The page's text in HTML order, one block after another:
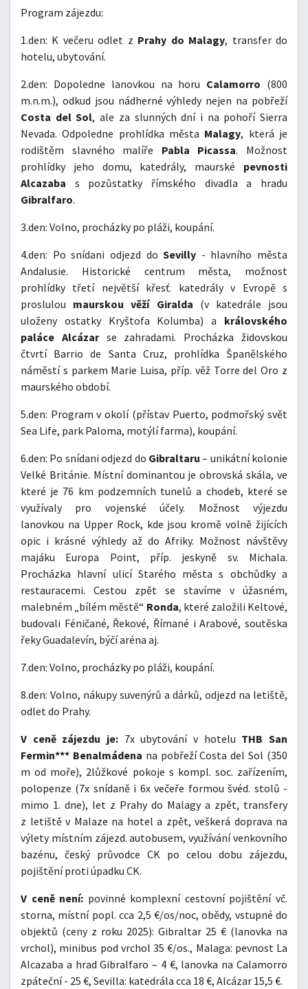
Program zájezdu:
1.den: K večeru odlet z Prahy do Malagy, transfer do
hotelu, ubytování.
2.den: Dopoledne lanovkou na horu Calamorro (800
m.n.m.), odkud jsou nádherné výhledy nejen na pobřeží
Costa del Sol, ale za slunných dní i na pohoří Sierra
Nevada. Odpoledne prohlídka města Malagy, která je
rodištěm slavného malíře Pabla Picassa. Možnost
prohlídky jeho domu, katedrály, maurské pevnosti
Alcazaba s pozůstatky římského divadla a
hradu
Gibralfaro.
3.den: Volno, procházky po pláži, koupání.
4.den: Po snídani odjezd doSevilly - hlavního města
Andalusie. Historické centrum města, možnost
prohlídky třetí největší křesť. katedrály v Evropě s
proslulou maurskou věží Giralda (v katedrále jsou
uloženy ostatky Kryštofa Kolumba) a královského
paláce Alcázarse zahradami. Procházka židovskou
čtvrtí Barrio de Santa Cruz, prohlídka Španělského
náměstí s parkem Marie Luisa, příp. věž Torre del Oro z
maurského období.
5.den: Program v okolí (přístav Puerto, podmořský svět
Sea Life, park Paloma, motýlí farma), koupání.
6.den: Po snídani odjezd do Gibraltaru – unikátní kolonie
Velké Británie. Místní dominantou je obrovská skála, ve
které je 76 km podzemních tunelů a chodeb, které se
využívaly pro vojenské účely. Možnost výjezdu
lanovkou na Upper Rock, kde jsou kromě volně žijících
opic i krásné výhledy až do Afriky. Možnost návštěvy
majáku Europa Point, příp. jeskyně sv. Michala.
Procházka hlavní ulicí Starého města s obchůdky a
restauracemi. Cestou zpět se stavíme v úžasném,
malebném „bílém městě“ Ronda, které založili Keltové,
budovali Féničané, Řekové, Římané i Arabové, soutěska
řeky Guadalevín, býčí aréna aj.
7.den: Volno, procházky po pláži, koupání.
8.den: Volno, nákupy suvenýrů a dárků, odjezd na letiště,
odlet do Prahy.
V ceně zájezdu je: 7x ubytování v hotelu THB San
Fermin*** Benalmádena na pobřeží Costa del Sol (350
m od moře), 2lůžkové pokoje s kompl. soc. zařízením,
polopenze (7x snídaně i 6x večeře formou švéd. stolů -
mimo 1. dne), let z Prahy do Malagy a zpět, transfery
z letiště v Malaze na hotel a zpět, veškerá doprava na
výlety místním zájezd. autobusem, využívání venkovního
bazénu, český průvodce CK po celou dobu zájezdu,
pojištění proti úpadku CK.
V ceně není: povinné komplexní cestovní pojištění vč.
storna, místní popl. cca 2,5 €/os/noc, obědy, vstupné do
objektů (ceny z roku 2025): Gibraltar 25 € (lanovka na
vrchol), minibus pod vrchol 35 €/os., Malaga: pevnost La
Alcazaba a hrad Gibralfaro – 4 €, lanovka na Calamorro
zpáteční - 25 €, Sevilla: katedrála cca 18 €, Alcázar 15,5 €.